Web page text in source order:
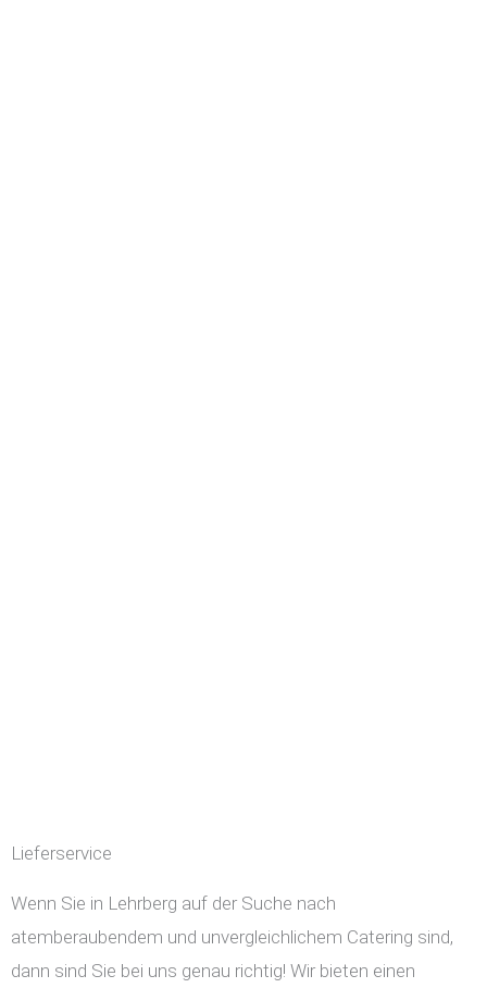
Lieferservice
Wenn Sie in Lehrberg auf der Suche nach
atemberaubendem und unvergleichlichem Catering sind,
dann sind Sie bei uns genau richtig! Wir bieten einen